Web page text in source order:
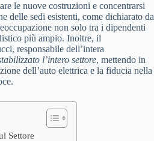
le nuove costruzioni e concentrarsi
delle sedi esistenti, come dichiarato da
non solo tra i dipendenti
più ampio. Inoltre, il
responsabile dell’intera
l’intero settore, mettendo in
dell’auto elettrica e la fiducia nella
Settore